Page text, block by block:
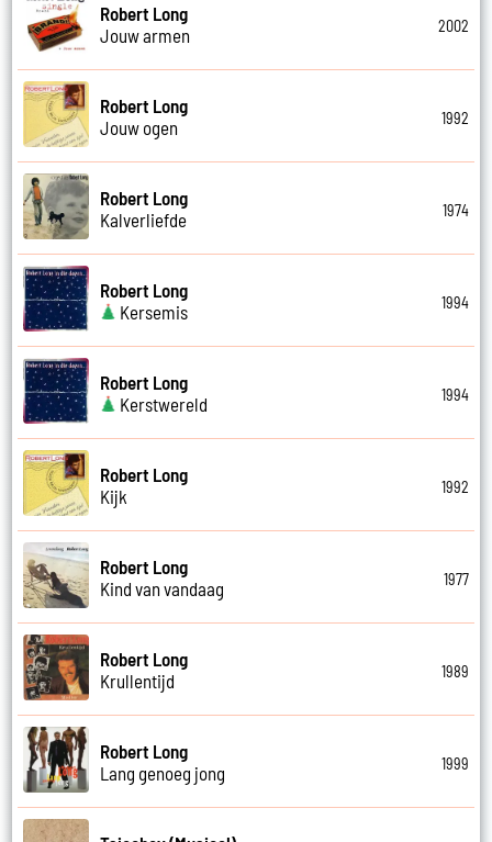
Robert Long
Jouw armen
2002
Robert Long
Jouw ogen
1992
Robert Long
Kalverliefde
1974
Robert Long
Kersemis
1994
Robert Long
Kerstwereld
1994
Robert Long
Kijk
1992
Robert Long
Kind van vandaag
1977
Robert Long
Krullentijd
1989
Robert Long
Lang genoeg jong
1999